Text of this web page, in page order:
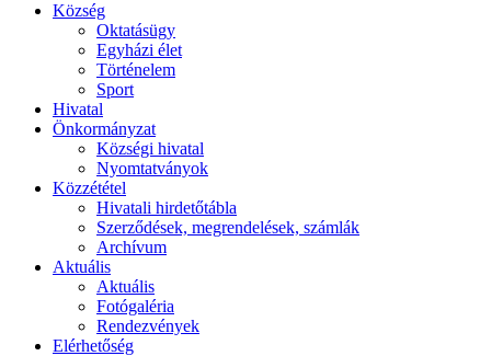
Község
Oktatásügy
Egyházi élet
Történelem
Sport
Hivatal
Önkormányzat
Községi hivatal
Nyomtatványok
Közzététel
Hivatali hirdetőtábla
Szerződések, megrendelések, számlák
Archívum
Aktuális
Aktuális
Fotógaléria
Rendezvények
Elérhetőség